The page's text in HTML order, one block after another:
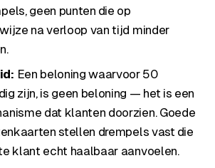
geen punten die op
na verloop van tijd minder
Een beloning waarvoor 50
zijn, is geen beloning — het is een
dat klanten doorzien. Goede
stellen drempels vast die
klant echt haalbaar aanvoelen.